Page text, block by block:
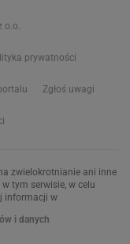
o.o.
prywatności
Zgłoś uwagi
zwielokrotnianie ani inne
tym serwisie, w celu
informacji w
i danych